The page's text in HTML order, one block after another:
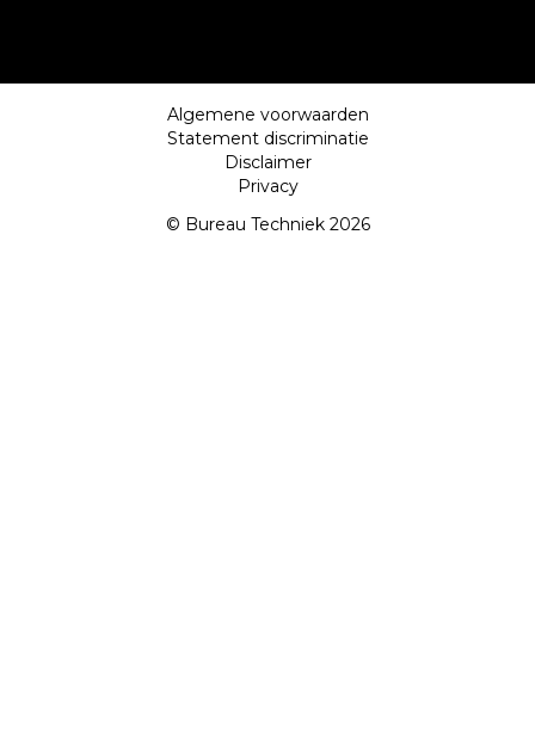
Algemene voorwaarden
Statement discriminatie
Disclaimer
Privacy
© Bureau Techniek 2026